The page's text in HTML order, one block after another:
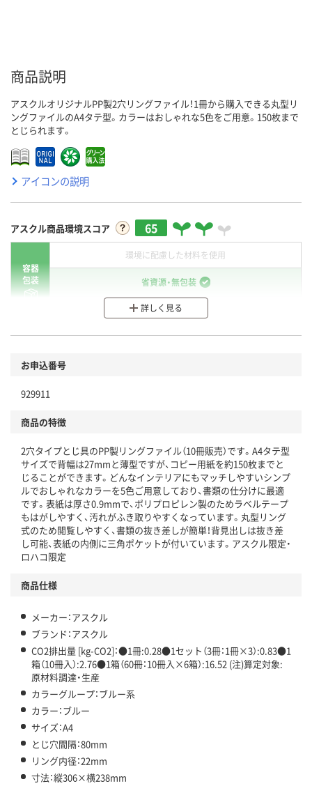
商品説明
アスクルオリジナルPP製2穴リングファイル！1冊から購入できる丸型リ
ングファイルのA4タテ型。カラーはおしゃれな5色をご用意。150枚まで
とじられます。
アイコンの説明
アスクル商品環境スコア 65
容器
包装
環境に配慮した材料を使用
省資源・無包装
分別・リサイクルしやすい設計
本体
仕組
アスクルで資源循環している
温室効果ガスなどの削減
この商品の環境配慮ポイントです。下記商品詳細「
アスクル商品環境スコア詳細／加点項目
」で確認できます。
詳しく見る
お申込番号
929911
商品の特徴
2穴タイプとじ具のPP製リングファイル（10冊販売）です。A4タテ型
サイズで背幅は27mmと薄型ですが、コピー用紙を約150枚までと
じることができます。どんなインテリアにもマッチしやすいシンプ
ルでおしゃれなカラーを5色ご用意しており、書類の仕分けに最適
です。表紙は厚さ0.9mmで、ポリプロピレン製のためラベルテープ
もはがしやすく、汚れがふき取りやすくなっています。丸型リング
式のため閲覧しやすく、書類の抜き差しが簡単！背見出しは抜き差
し可能、表紙の内側に三角ポケットが付いています。アスクル限定・
ロハコ限定
商品仕様
メーカー：アスクル
ブランド：アスクル
CO2排出量 [kg-CO2]：●1冊:0.28●1セット（3冊：1冊×3）:0.83●1
箱（10冊入）:2.76●1箱（60冊：10冊入×6箱）:16.52 (注)算定対象:
原材料調達・生産
カラーグループ：ブルー系
カラー：ブルー
サイズ：A4
とじ穴間隔：80mm
リング内径：22mm
寸法：縦306×横238mm